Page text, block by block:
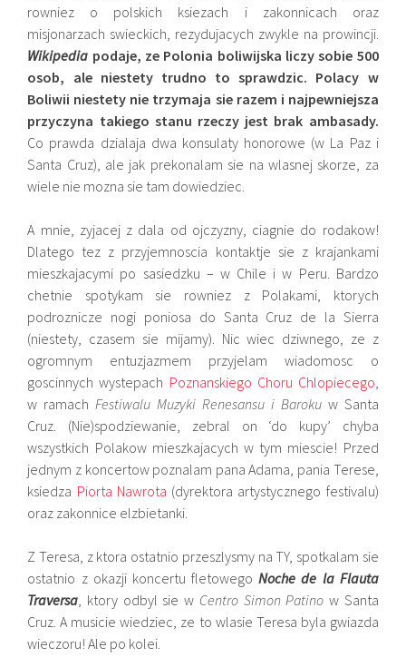
rowniez o polskich ksiezach i zakonnicach oraz
misjonarzach swieckich, rezydujacych zwykle na prowincji.
Wikipedia podaje, ze Polonia boliwijska liczy sobie 500
osob, ale niestety trudno to sprawdzic. Polacy w
Boliwii niestety nie trzymaja sie razem i najpewniejsza
przyczyna takiego stanu rzeczy jest brak ambasady.
Co prawda dzialaja dwa konsulaty honorowe (w La Paz i
Santa Cruz), ale jak prekonalam sie na wlasnej skorze, za
wiele nie mozna sie tam dowiedziec.
A mnie, zyjacej z dala od ojczyzny, ciagnie do rodakow!
Dlatego tez z przyjemnoscia kontaktje sie z krajankami
mieszkajacymi po sasiedzku – w Chile i w Peru. Bardzo
chetnie spotykam sie rowniez z Polakami, ktorych
podroznicze nogi poniosa do Santa Cruz de la Sierra
(niestety, czasem sie mijamy). Nic wiec dziwnego, ze z
ogromnym entuzjazmem przyjelam wiadomosc o
goscinnych wystepach Poznanskiego Choru Chlopiecego,
w ramachFestiwalu Muzyki Renesansu i Barokuw Santa
Cruz. (Nie)spodziewanie, zebral on ‘do kupy’ chyba
wszystkich Polakow mieszkajacych w tym miescie! Przed
jednym z koncertow poznalam pana Adama, pania Terese,
ksiedza Piorta Nawrota (dyrektora artystycznego festivalu)
oraz zakonnice elzbietanki.
Z Teresa, z ktora ostatnio przeszlysmy na TY, spotkalam sie
ostatnio z okazji koncertu fletowegoNoche de la Flauta
Traversa, ktory odbyl sie w Centro Simon Patino w Santa
Cruz. A musicie wiedziec, ze to wlasie Teresa byla gwiazda
wieczoru! Ale po kolei.